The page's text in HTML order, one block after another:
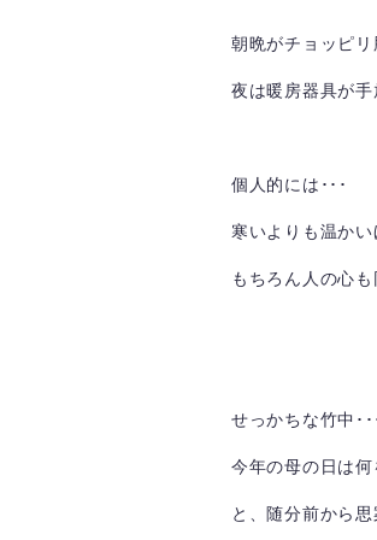
朝晩がチョッピ
夜は暖房器具が
個人的には･･･
寒いよりも温か
もちろん人の心
せっかちな竹中･･
今年の母の日は
と、随分前から